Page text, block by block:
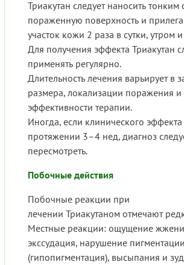
Триакутан следует наносить
пораженную поверхность и
участок кожи 2 раза в сутки, утром
Для получения эффекта Триакутан
применять регулярно.
Длительность лечения варьирует в
размера, локализации поражения и
эффективности терапии.
Иногда, если клинического эффекта
протяжении 3–4 нед, диагноз
пересмотреть.
Побочные действия
Побочные реакции при
лечении Триакутаном отмечают
Местные реакции: ощущение
экссудация, нарушение пигментации
(гипопигментация), высыпания и